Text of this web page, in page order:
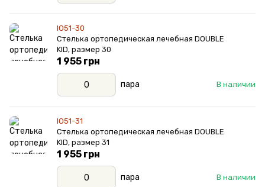
IO51-30
Стелька ортопедическая лечебная DOUBLE
KID, размер 30
В наличии
1 955 грн
пара
IO51-31
Стелька ортопедическая лечебная DOUBLE
KID, размер 31
В наличии
1 955 грн
пара